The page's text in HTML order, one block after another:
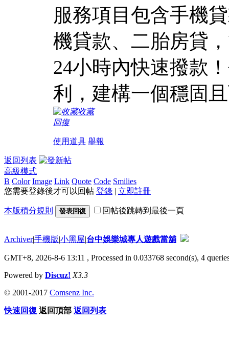
服務項目包含手機
機貸款、二胎房貸
24小時內快速撥款
利，建構一個穩固
收藏
回復
使用道具 舉報
返回列表
高級模式
B Color Image Link Quote Code Smilies
您需要登錄後才可以回帖 登錄 | 立即註冊
本版積分規則 發表回復 回帖後跳轉到最後一頁
Archiver|手機版|小黑屋|台中娛樂城專人遊戲當舖
GMT+8, 2026-8-6 13:11 , Processed in 0.033768 second(s), 4
Powered by Discuz! X3.3
© 2001-2017 Comsenz Inc.
快速回復 返回頂部 返回列表